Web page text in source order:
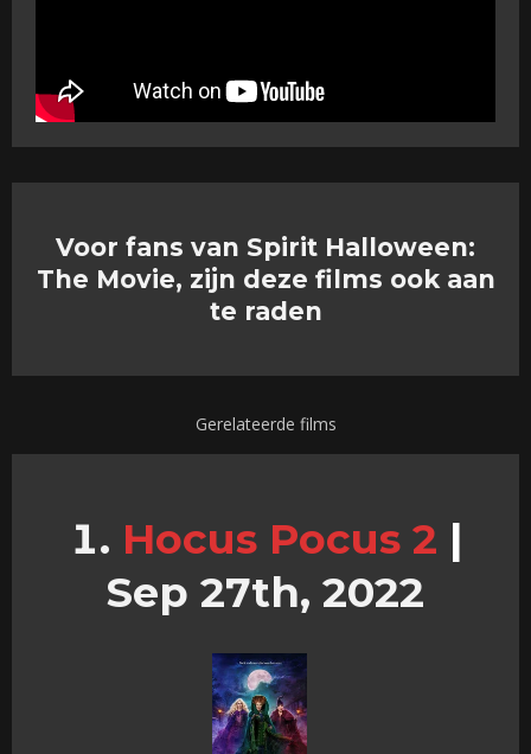
Voor fans van Spirit Halloween:
The Movie, zijn deze films ook aan
te raden
Gerelateerde films
Hocus Pocus 2 |
Sep 27th, 2022